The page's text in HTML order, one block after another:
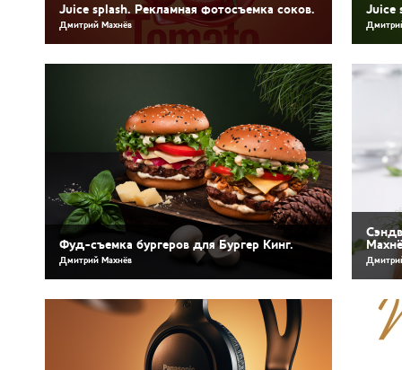
Juice splash. Рекламная фотосъемка соков.
Дмитрий Махнёв
Juice
Фуд-съемка бургеров для Бургер Кинг.
Дмитрий Махнёв